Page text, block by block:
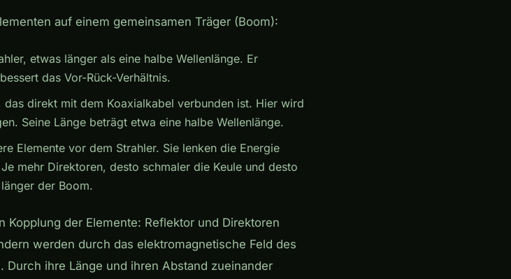
auf einem gemeinsamen Träger (Boom):
etwas länger als eine halbe Wellenlänge. Er
das Vor-Rück-Verhältnis.
das direkt mit dem Koaxialkabel verbunden ist. Hier wird
Seine Länge beträgt etwa eine halbe Wellenlänge.
Elemente vor dem Strahler. Sie lenken die Energie
mehr Direktoren, desto schmaler die Keule und desto
der Boom.
Kopplung der Elemente: Reflektor und Direktoren
werden durch das elektromagnetische Feld des
Durch ihre Länge und ihren Abstand zueinander